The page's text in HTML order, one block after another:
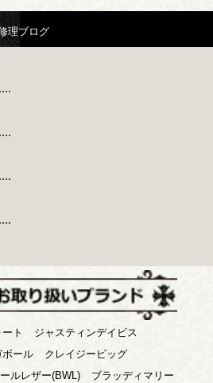
理ブログ
ト
ジャスティンデイビス
ボール
クレイジーピッグ
ルレザー(BWL)
ブラッディマリー